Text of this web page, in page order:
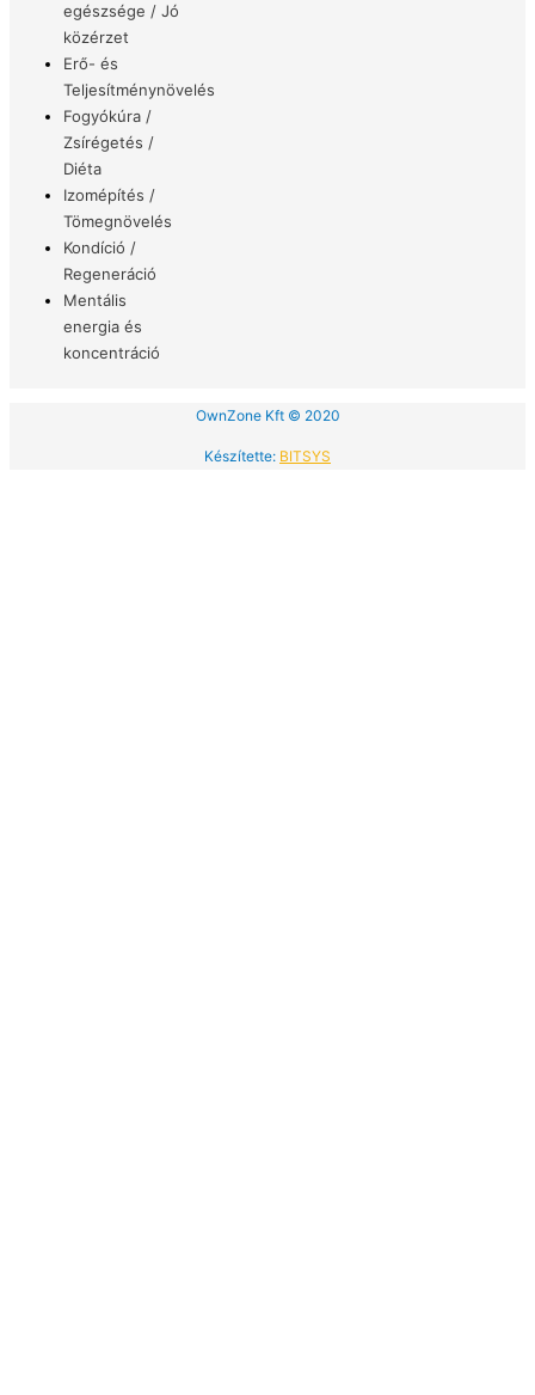
egészsége / Jó
közérzet
Erő- és
Teljesítménynövelés
Fogyókúra /
Zsírégetés /
Diéta
Izomépítés /
Tömegnövelés
Kondíció /
Regeneráció
Mentális
energia és
koncentráció
OwnZone Kft © 2020
Készítette: BITSYS